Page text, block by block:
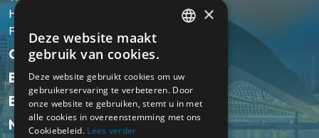
Hoe werkt het?
FAQ
Onze pakketten
Bestemmingen
Ervaringen
Nieuws
×
Deze website maakt
gebruik van cookies.
Deze website gebruikt cookies om uw
gebruikerservaring te verbeteren. Door
onze website te gebruiken, stemt u in met
alle cookies in overeenstemming met ons
Cookiebeleid. Lees verder